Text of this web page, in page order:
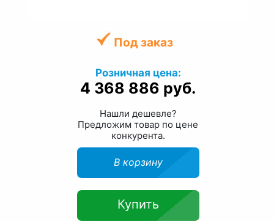
Под заказ
Розничная цена:
4 368 886 руб.
Нашли дешевле?
Предложим товар по цене
конкурента.
В корзину
Купить